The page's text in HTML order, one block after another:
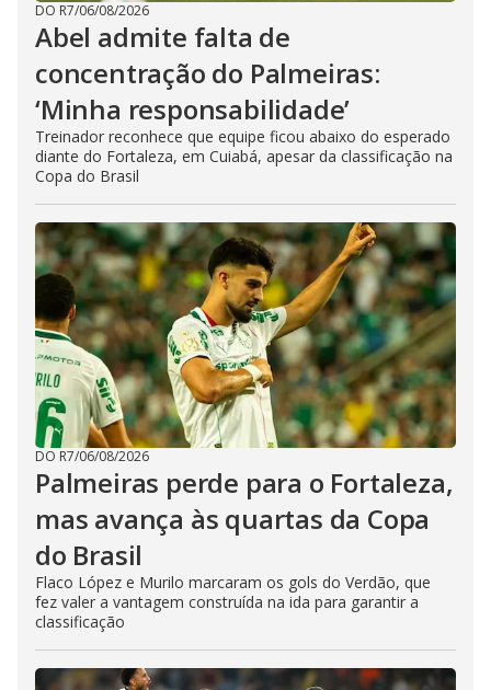
DO R7/06/08/2026
Abel admite falta de
concentração do Palmeiras:
‘Minha responsabilidade’
Treinador reconhece que equipe ficou abaixo do esperado
diante do Fortaleza, em Cuiabá, apesar da classificação na
Copa do Brasil
DO R7/06/08/2026
Palmeiras perde para o Fortaleza,
mas avança às quartas da Copa
do Brasil
Flaco López e Murilo marcaram os gols do Verdão, que
fez valer a vantagem construída na ida para garantir a
classificação